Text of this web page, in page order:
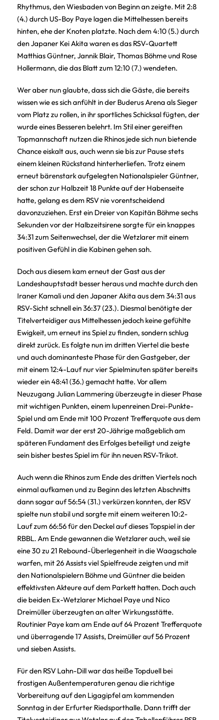
Rhythmus, den Wiesbaden von Beginn an zeigte. Mit 2:8
(4.) durch US-Boy Paye lagen die Mittelhessen bereits
hinten, ehe der Knoten platzte. Nach dem 4:10 (5.) durch
den Japaner Kei Akita waren es das RSV-Quartett
Matthias Güntner, Jannik Blair, Thomas Böhme und Rose
Hollermann, die das Blatt zum 12:10 (7.) wendeten.
Wer aber nun glaubte, dass sich die Gäste, die bereits
wissen wie es sich anfühlt in der Buderus Arena als Sieger
vom Platz zu rollen, in ihr sportliches Schicksal fügten, der
wurde eines Besseren belehrt. Im Stil einer gereiften
Topmannschaft nutzen die Rhinos jede sich nun bietende
Chance eiskalt aus, auch wenn sie bis zur Pause stets
einem kleinen Rückstand hinterherliefen. Trotz einem
erneut bärenstark aufgelegten Nationalspieler Güntner,
der schon zur Halbzeit 18 Punkte auf der Habenseite
hatte, gelang es dem RSV nie vorentscheidend
davonzuziehen. Erst ein Dreier von Kapitän Böhme sechs
Sekunden vor der Halbzeitsirene sorgte für ein knappes
34:31 zum Seitenwechsel, der die Wetzlarer mit einem
positiven Gefühl in die Kabinen gehen sah.
Doch aus diesem kam erneut der Gast aus der
Landeshauptstadt besser heraus und machte durch den
Iraner Kamali und den Japaner Akita aus dem 34:31 aus
RSV-Sicht schnell ein 36:37 (23.). Diesmal benötigte der
Titelverteidiger aus Mittelhessen jedoch keine gefühlte
Ewigkeit, um erneut ins Spiel zu finden, sondern schlug
direkt zurück. Es folgte nun im dritten Viertel die beste
und auch dominanteste Phase für den Gastgeber, der
mit einem 12:4-Lauf nur vier Spielminuten später bereits
wieder ein 48:41 (36.) gemacht hatte. Vor allem
Neuzugang Julian Lammering überzeugte in dieser Phase
mit wichtigen Punkten, einem lupenreinen Drei-Punkte-
Spiel und am Ende mit 100 Prozent Trefferquote aus dem
Feld. Damit war der erst 20-Jährige maßgeblich am
späteren Fundament des Erfolges beteiligt und zeigte
sein bisher bestes Spiel im für ihn neuen RSV-Trikot.
Auch wenn die Rhinos zum Ende des dritten Viertels noch
einmal aufkamen und zu Beginn des letzten Abschnitts
dann sogar auf 56:54 (31.) verkürzen konnten, der RSV
spielte nun stabil und sorgte mit einem weiteren 10:2-
Lauf zum 66:56 für den Deckel auf dieses Topspiel in der
RBBL. Am Ende gewannen die Wetzlarer auch, weil sie
eine 30 zu 21 Rebound-Überlegenheit in die Waagschale
warfen, mit 26 Assists viel Spielfreude zeigten und mit
den Nationalspielern Böhme und Güntner die beiden
effektivsten Akteure auf dem Parkett hatten. Doch auch
die beiden Ex-Wetzlarer Michael Paye und Nico
Dreimüller überzeugten an alter Wirkungsstätte.
Routinier Paye kam am Ende auf 64 Prozent Trefferquote
und überragende 17 Assists, Dreimüller auf 56 Prozent
und sieben Assists.
Für den RSV Lahn-Dill war das heiße Topduell bei
frostigen Außentemperaturen genau die richtige
Vorbereitung auf den Ligagipfel am kommenden
Sonntag in der Erfurter Riedsporthalle. Dann trifft der